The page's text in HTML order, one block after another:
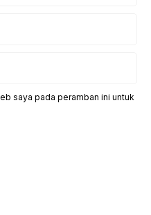
saya pada peramban ini untuk